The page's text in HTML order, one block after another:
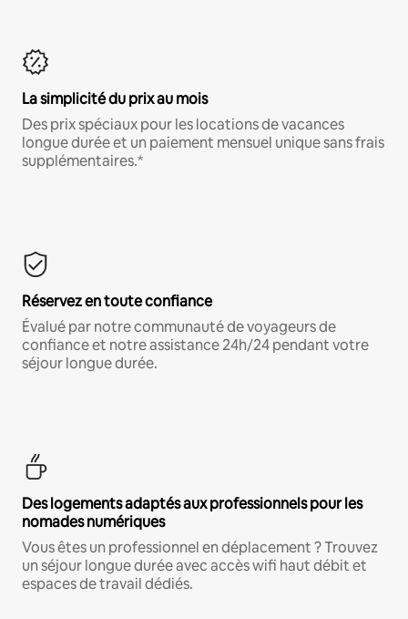
La simplicité du prix au mois
Des prix spéciaux pour les locations de vacances
longue durée et un paiement mensuel unique sans frais
supplémentaires.*
Réservez en toute confiance
Évalué par notre communauté de voyageurs de
confiance et notre assistance 24h/24 pendant votre
séjour longue durée.
Des logements adaptés aux professionnels pour les
nomades numériques
Vous êtes un professionnel en déplacement ? Trouvez
un séjour longue durée avec accès wifi haut débit et
espaces de travail dédiés.